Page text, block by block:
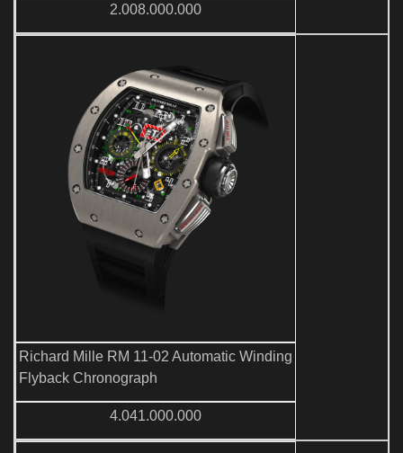
2.008.000.000
Richard Mille RM 11-02 Automatic Winding
Flyback Chronograph
4.041.000.000